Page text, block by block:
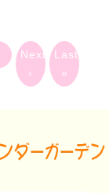
Next
›
Last
»